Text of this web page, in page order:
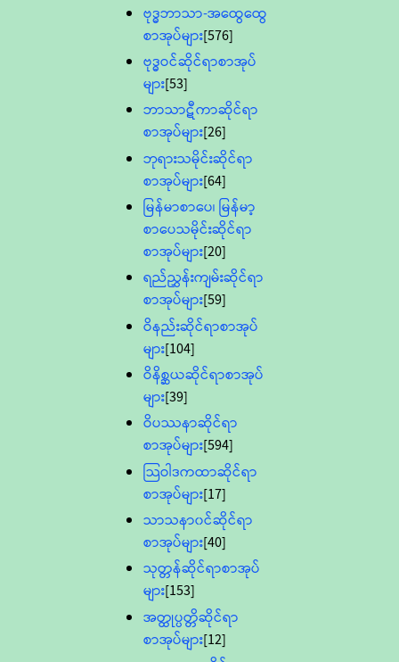
ဗုဒ္ဓဘာသာ-အထွေထွေ
စာအုပ်များ[576]
ဗုဒ္ဓဝင်ဆိုင်ရာစာအုပ်
များ[53]
ဘာသာဋီကာဆိုင်ရာ
စာအုပ်များ[26]
ဘုရားသမိုင်းဆိုင်ရာ
စာအုပ်များ[64]
မြန်မာစာပေ၊ မြန်မာ့
စာပေသမိုင်းဆိုင်ရာ
စာအုပ်များ[20]
ရည်ညွှန်းကျမ်းဆိုင်ရာ
စာအုပ်များ[59]
ဝိနည်းဆိုင်ရာစာအုပ်
များ[104]
ဝိနိစ္ဆယဆိုင်ရာစာအုပ်
များ[39]
ဝိပဿနာဆိုင်ရာ
စာအုပ်များ[594]
သြဝါဒကထာဆိုင်ရာ
စာအုပ်များ[17]
သာသနာ၀င်ဆိုင်ရာ
စာအုပ်များ[40]
သုတ္တန်ဆိုင်ရာစာအုပ်
များ[153]
အတ္ထုပ္ပတ္တိဆိုင်ရာ
စာအုပ်များ[12]